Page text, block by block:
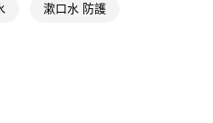
，即可完成結帳。
，方視為交易完成。
運費 漱口水 防護